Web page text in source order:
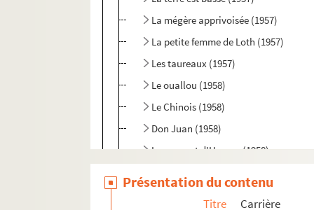
La mégère apprivoisée (1957)
La petite femme de Loth (1957)
Les taureaux (1957)
Le ouallou (1958)
Le Chinois (1958)
Don Juan (1958)
Le serment d'Horace (1958)
Présentation du contenu
Titre Carrière